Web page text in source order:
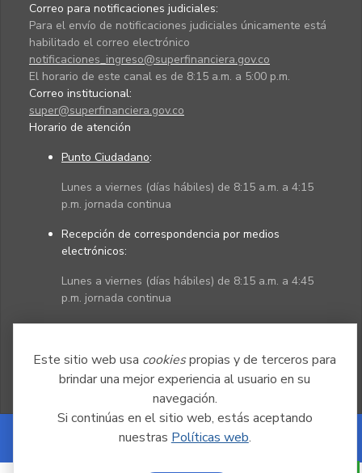
Este sitio web usa cookiespropias y de terceros para
brindar una mejor experiencia al usuario en su
navegación.
Si continúas en el sitio web, estás aceptando
nuestras Políticas web.
Correo para notificaciones judiciales:
Para el envío de notificaciones judiciales únicamente está
habilitado el correo electrónico
notificaciones_ingreso@superfinanciera.gov.co
El horario de este canal es de 8:15 a.m. a 5:00 p.m.
Correo institucional:
super@superfinanciera.gov.co
Horario de atención
Punto Ciudadano:
Lunes a viernes (días hábiles) de 8:15 a.m. a 4:15
p.m. jornada continua
Recepción de correspondencia por medios
electrónicos:
Lunes a viernes (días hábiles) de 8:15 a.m. a 4:45
p.m. jornada continua